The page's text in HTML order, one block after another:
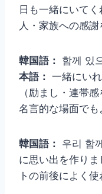
日も一緒にいて
人・家族への感謝
韓国語： 함께 있
本語： 一緒にい
（励まし・連帯
名言的な場面でも
韓国語： 우리 함
に思い出を作り
トの前後によく使